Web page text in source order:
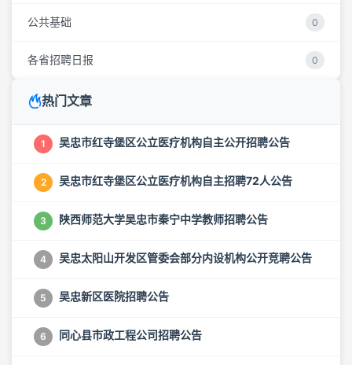
公共基础 0
各省招聘日报 0
热门文章
1 吴忠市红寺堡区公立医疗机构自主公开招聘公告
2 吴忠市红寺堡区公立医疗机构自主招聘72人公告
3 陕西师范大学吴忠市秦宁中学教师招聘公告
4 吴忠太阳山开发区管委会部分内设机构公开竞聘公告
5 吴忠新区医院招聘公告
6 同心县市政工程公司招聘公告